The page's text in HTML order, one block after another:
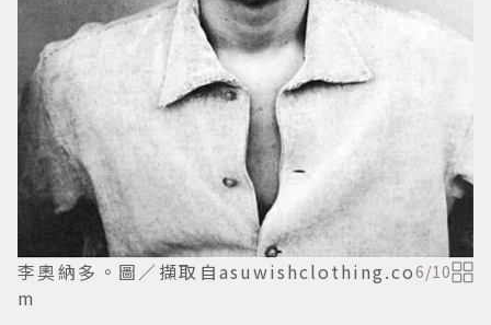
李奧納多。圖／擷取自asuwishclothing.co
m
6/10